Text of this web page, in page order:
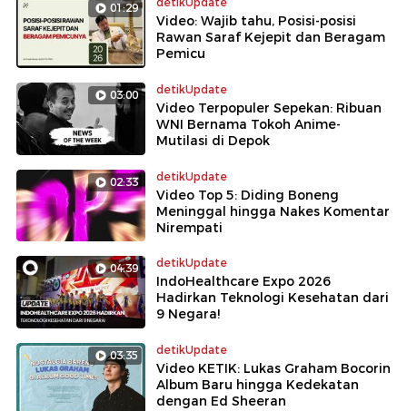
01:29
Video: Wajib tahu, Posisi-posisi
Rawan Saraf Kejepit dan Beragam
Pemicu
03:00 detikUpdate
Video Terpopuler Sepekan: Ribuan
WNI Bernama Tokoh Anime-
Mutilasi di Depok
02:33 detikUpdate
Video Top 5: Diding Boneng
Meninggal hingga Nakes Komentar
Nirempati
04:39 detikUpdate
IndoHealthcare Expo 2026
Hadirkan Teknologi Kesehatan dari
9 Negara!
03:35 detikUpdate
Video KETIK: Lukas Graham Bocorin
Album Baru hingga Kedekatan
dengan Ed Sheeran